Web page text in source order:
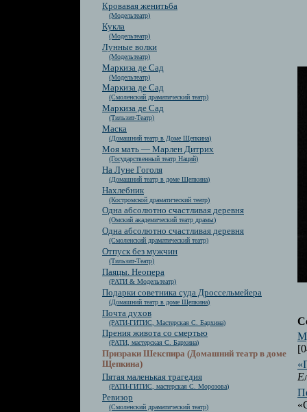
Кровавая женитьба
(Модельтеатр)
Кукла
(Модельтеатр)
Лунные волки
(Модельтеатр)
Маркиза де Сад
(Модельтеатр)
Маркиза де Сад
(Смоленский драматический театр)
Маркиза де Сад
(Тильзит-Театр)
Маска
(Домашний театр в Доме Щепкина)
Моя мать — Марлен Дитрих
(Государственный театр Наций)
На Луне Гоголя
(Домашний театр в доме Щепкина)
Нахлебник
(Костромской драматический театр)
Одна абсолютно счастливая деревня
(Омский академический театр драмы)
Одна абсолютно счастливая деревня
(Смоленский драматический театр)
Отпуск без мужчин
(Тильзит-Театр)
Паяцы. Неопера
(РАТИ & Модельтеатр)
Подарки советника суда Дроссельмейера
(Домашний театр в доме Щепкина)
Почта духов
(РАТИ-ГИТИС, Мастерская С. Бархина)
Прения живота со смертью
(РАТИ, мастерская С. Бархина)
Призраки Шекспира (Домашний театр в доме
Щепкина)
Пятая маленькая трагедия
(РАТИ-ГИТИС, мастерская С. Морозова)
Ревизор
(Смоленский драматический театр)